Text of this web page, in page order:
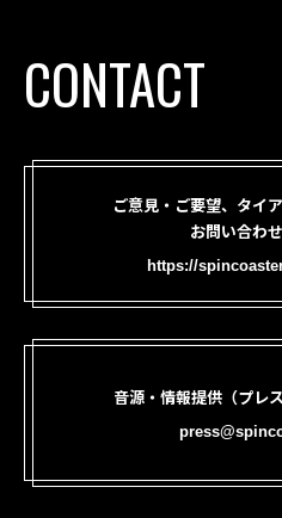
CONTACT
ご意見・ご要望、タイ
お問い合わ
https://
音源・情報提供（プレ